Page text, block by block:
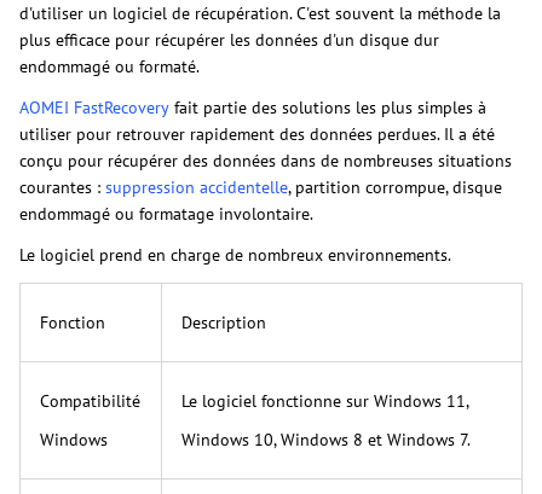
d'utiliser un logiciel de récupération. C'est souvent la méthode la
plus efficace pour récupérer les données d'un disque dur
endommagé ou formaté.
AOMEI FastRecovery fait partie des solutions les plus simples à
utiliser pour retrouver rapidement des données perdues. Il a été
conçu pour récupérer des données dans de nombreuses situations
courantes : suppression accidentelle, partition corrompue, disque
endommagé ou formatage involontaire.
Le logiciel prend en charge de nombreux environnements.
Fonction Description
Compatibilité
Windows
Le logiciel fonctionne sur Windows 11,
Windows 10, Windows 8 et Windows 7.